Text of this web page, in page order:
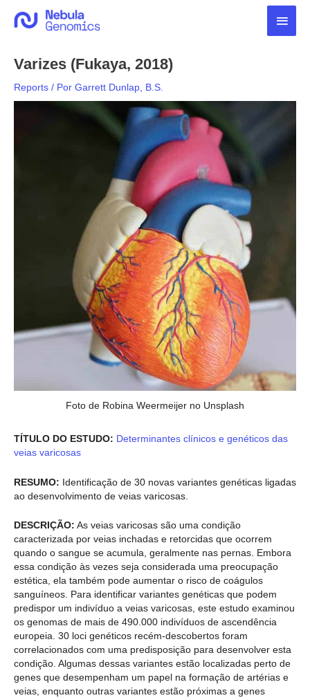
para
Varizes (Fukaya, 2018)
Reports / Por Garrett Dunlap, B.S.
Foto de Robina Weermeijer no Unsplash
TÍTULO DO ESTUDO: Determinantes clínicos e genéticos das
veias varicosas
RESUMO: Identificação de 30 novas variantes genéticas ligadas
ao desenvolvimento de veias varicosas.
DESCRIÇÃO: As veias varicosas são uma condição
caracterizada por veias inchadas e retorcidas que ocorrem
quando o sangue se acumula, geralmente nas pernas. Embora
essa condição às vezes seja considerada uma preocupação
estética, ela também pode aumentar o risco de coágulos
sanguíneos. Para identificar variantes genéticas que podem
predispor um indivíduo a veias varicosas, este estudo examinou
os genomas de mais de 490.000 indivíduos de ascendência
europeia. 30 loci genéticos recém-descobertos foram
correlacionados com uma predisposição para desenvolver esta
condição. Algumas dessas variantes estão localizadas perto de
genes que desempenham um papel na formação de artérias e
veias, enquanto outras variantes estão próximas a genes